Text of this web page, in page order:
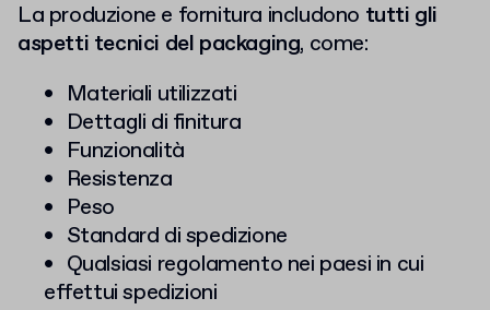
La produzione e fornitura includono tutti gli
aspetti tecnici del packaging, come:
Materiali utilizzati
Dettagli di finitura
Funzionalità
Resistenza
Peso
Standard di spedizione
Qualsiasi regolamento nei paesi in cui
effettui spedizioni